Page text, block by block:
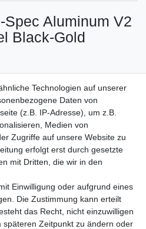
Spec Aluminum V2
Black-Gold
pro-line-racing/
Technologien auf unserer
Daten von
(z.B. IP-Adresse), um z.B.
Medien von
Zugriffe auf unsere Website zu
erfolgt erst durch gesetzte
mit Dritten, die wir in den
Einwilligung oder aufgrund eines
Die Zustimmung kann erteilt
das Recht, nicht einzuwilligen
späteren Zeitpunkt zu ändern oder